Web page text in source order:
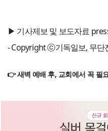
▶ 기사제보 및 보도자료
- Copyright ⓒ기독일보, 무단
👉 새벽 예배 후, 교회에서 꼭 필